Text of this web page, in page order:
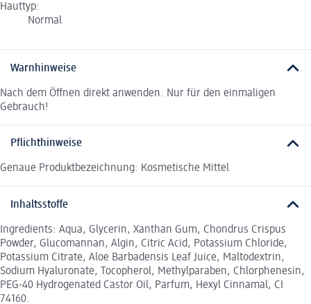
Hauttyp:
Normal
Warnhinweise
Nach dem Öffnen direkt anwenden. Nur für den einmaligen
Gebrauch!
Pflichthinweise
Genaue Produktbezeichnung: Kosmetische Mittel
Inhaltsstoffe
Ingredients: Aqua, Glycerin, Xanthan Gum, Chondrus Crispus
Powder, Glucomannan, Algin, Citric Acid, Potassium Chloride,
Potassium Citrate, Aloe Barbadensis Leaf Juice, Maltodextrin,
Sodium Hyaluronate, Tocopherol, Methylparaben, Chlorphenesin,
PEG-40 Hydrogenated Castor Oil, Parfum, Hexyl Cinnamal, CI
74160.